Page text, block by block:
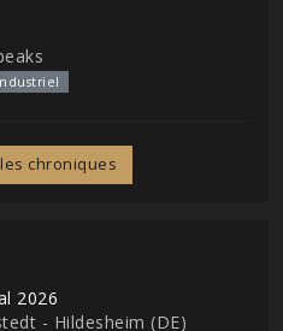
chroniques
2026
- Hildesheim (DE)